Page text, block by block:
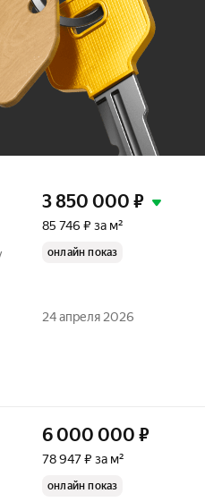
3 850 000 ₽
85 746 ₽ за м²
онлайн показ
24 апреля 2026
6 000 000 ₽
78 947 ₽ за м²
онлайн показ